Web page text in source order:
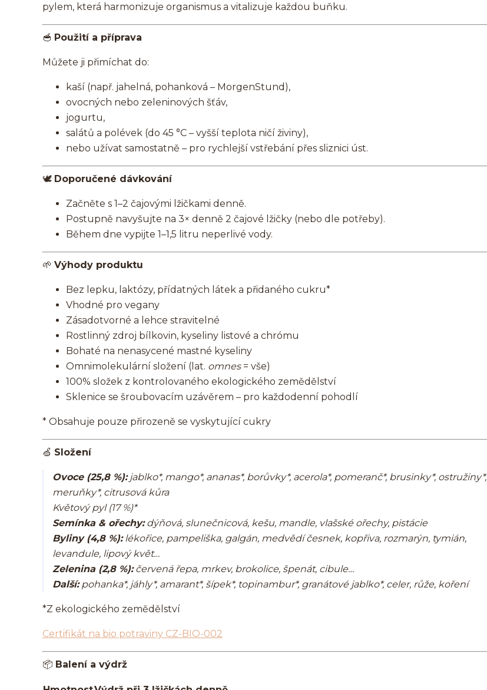
pylem, která harmonizuje organismus a vitalizuje každou buňku.
🥣 Použití a příprava
Můžete ji přimíchat do:
kaší (např. jahelná, pohanková – MorgenStund),
ovocných nebo zeleninových šťáv,
jogurtu,
salátů a polévek (do 45 °C – vyšší teplota ničí živiny),
nebo užívat samostatně – pro rychlejší vstřebání přes sliznici úst.
🕊️ Doporučené dávkování
Začněte s 1–2 čajovými lžičkami denně.
Postupně navyšujte na 3× denně 2 čajové lžičky (nebo dle potřeby).
Během dne vypijte 1–1,5 litru neperlivé vody.
🌱 Výhody produktu
Bez lepku, laktózy, přídatných látek a přidaného cukru*
Vhodné pro vegany
Zásadotvorné a lehce stravitelné
Rostlinný zdroj bílkovin, kyseliny listové a chrómu
Bohaté na nenasycené mastné kyseliny
Omnimolekulární složení (lat. omnes= vše)
100% složek z kontrolovaného ekologického zemědělství
Sklenice se šroubovacím uzávěrem – pro každodenní pohodlí
* Obsahuje pouze přirozeně se vyskytující cukry
🍏 Složení
Ovoce (25,8 %):jablko*, mango*, ananas*, borůvky*, acerola*, pomeranč*, brusinky*, ostružiny*,
meruňky*, citrusová kůra
Květový pyl (17 %)*
Semínka & ořechy:dýňová, slunečnicová, kešu, mandle, vlašské ořechy, pistácie
Byliny (4,8 %):lékořice, pampeliška, galgán, medvědí česnek, kopřiva, rozmarýn, tymián,
levandule, lipový květ…
Zelenina (2,8 %):červená řepa, mrkev, brokolice, špenát, cibule…
Další:pohanka*, jáhly*, amarant*, šípek*, topinambur*, granátové jablko*, celer, růže, koření
*Z ekologického zemědělství
Certifikát na bio potraviny CZ-BIO-002
📦 Balení a výdrž